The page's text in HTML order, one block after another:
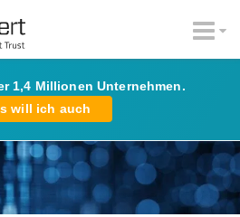
1,4 Millionen Unternehmen.
will ich auch